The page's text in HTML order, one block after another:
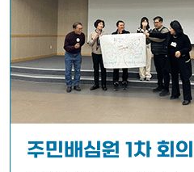
주민배심원 1차 회의